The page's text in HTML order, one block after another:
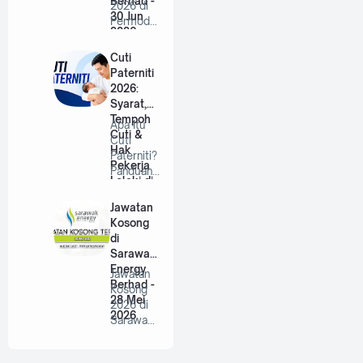
30 Jun
2026
2026 di
Permodal
Berhad |
…
Cuti
Paterniti
2026:
Syarat,
Tempoh
Cuti &
Hak
Pekerja
Lelaki di
Apa Itu
Cuti
Paterniti?
Panduan
Untuk
Bap…
Jawatan
Kosong
di
Sarawak
Energy
Berhad -
28 Mei
2026
Jawatan
Kosong
2026 di
Sarawak